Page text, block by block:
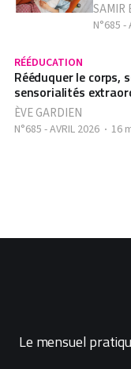
SAMIR
N°685 -
RÉÉDUCATION
Rééduquer le corps,
sensorialités
ÈVE GARDIEN
N°685 - AVRIL 2026 16
Le mensuel